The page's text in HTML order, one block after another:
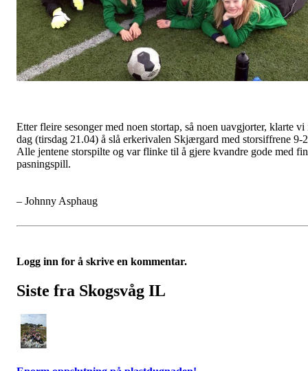
Etter fleire sesonger med noen stortap, så noen uavgjorter, klarte vi
dag (tirsdag 21.04) å slå erkerivalen Skjærgard med storsiffrene 9-
Alle jentene storspilte og var flinke til å gjere kvandre gode med
pasningspill.
– Johnny Asphaug
Logg inn for å skrive en kommentar.
Siste fra Skogsvåg IL